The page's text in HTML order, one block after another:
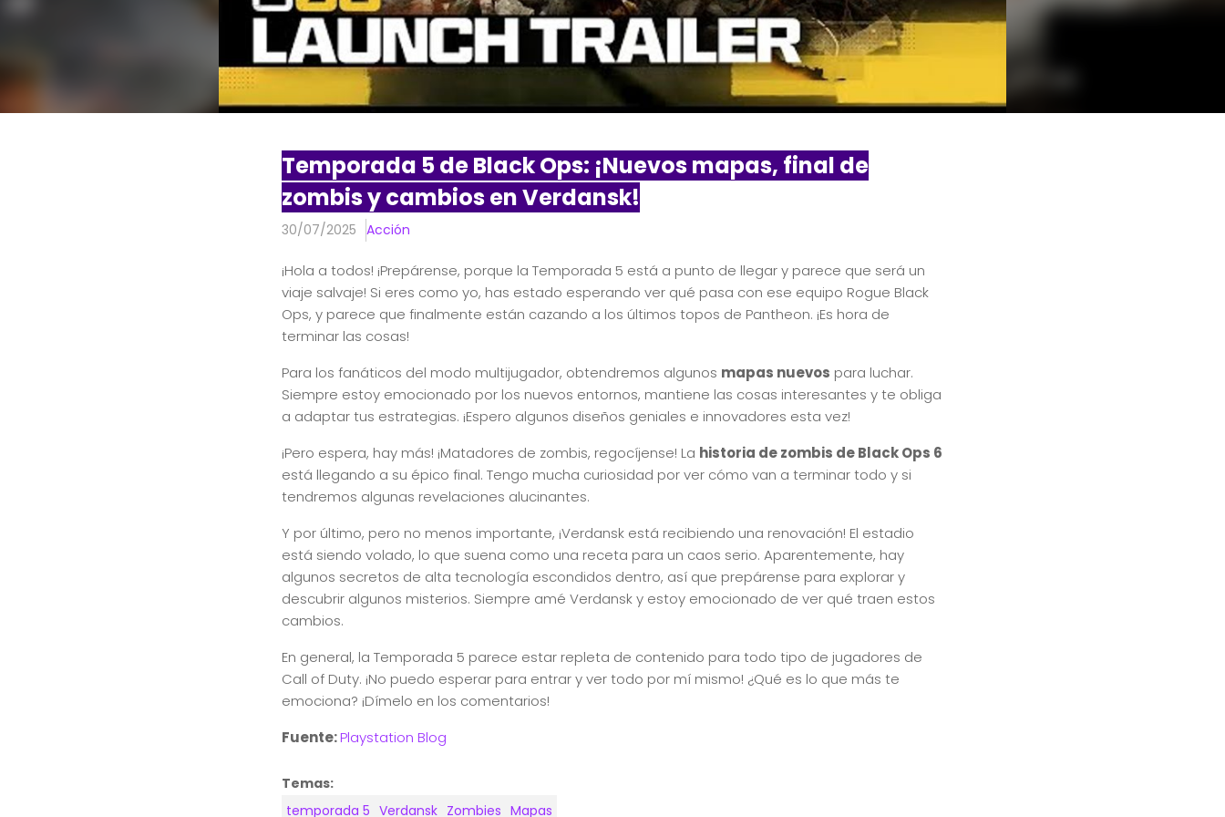
Temporada 5 de Black Ops: ¡Nuevos mapas, final de
zombis y cambios en Verdansk!
30/07/2025 Acción
¡Hola a todos! ¡Prepárense, porque la Temporada 5 está a punto de llegar y parece que será un
viaje salvaje! Si eres como yo, has estado esperando ver qué pasa con ese equipo Rogue Black
Ops, y parece que finalmente están cazando a los últimos topos de Pantheon. ¡Es hora de
terminar las cosas!
Para los fanáticos del modo multijugador, obtendremos algunos mapas nuevos para luchar.
Siempre estoy emocionado por los nuevos entornos, mantiene las cosas interesantes y te obliga
a adaptar tus estrategias. ¡Espero algunos diseños geniales e innovadores esta vez!
¡Pero espera, hay más! ¡Matadores de zombis, regocíjense! La historia de zombis de Black Ops 6
está llegando a su épico final. Tengo mucha curiosidad por ver cómo van a terminar todo y si
tendremos algunas revelaciones alucinantes.
Y por último, pero no menos importante, ¡Verdansk está recibiendo una renovación! El estadio
está siendo volado, lo que suena como una receta para un caos serio. Aparentemente, hay
algunos secretos de alta tecnología escondidos dentro, así que prepárense para explorar y
descubrir algunos misterios. Siempre amé Verdansk y estoy emocionado de ver qué traen estos
cambios.
En general, la Temporada 5 parece estar repleta de contenido para todo tipo de jugadores de
Call of Duty. ¡No puedo esperar para entrar y ver todo por mí mismo! ¿Qué es lo que más te
emociona? ¡Dímelo en los comentarios!
Fuente:Playstation Blog
Temas:
temporada 5 Verdansk Zombies Mapas